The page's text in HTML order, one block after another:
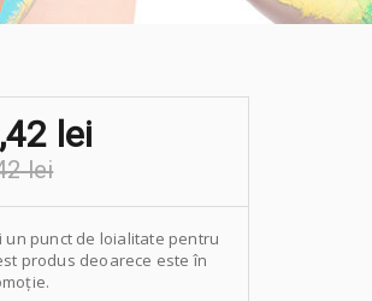
lei
lei
un punct de loialitate pentru
produs deoarece este în